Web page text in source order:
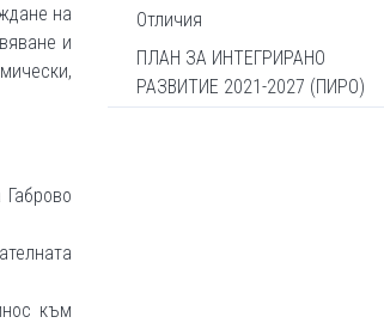
на
и
към
Отличия
ПЛАН ЗА ИНТЕГРИРАНО
РАЗВИТИЕ 2021-2027 (ПИРО)